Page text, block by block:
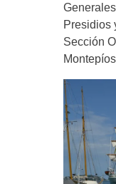
Presidios
Sección